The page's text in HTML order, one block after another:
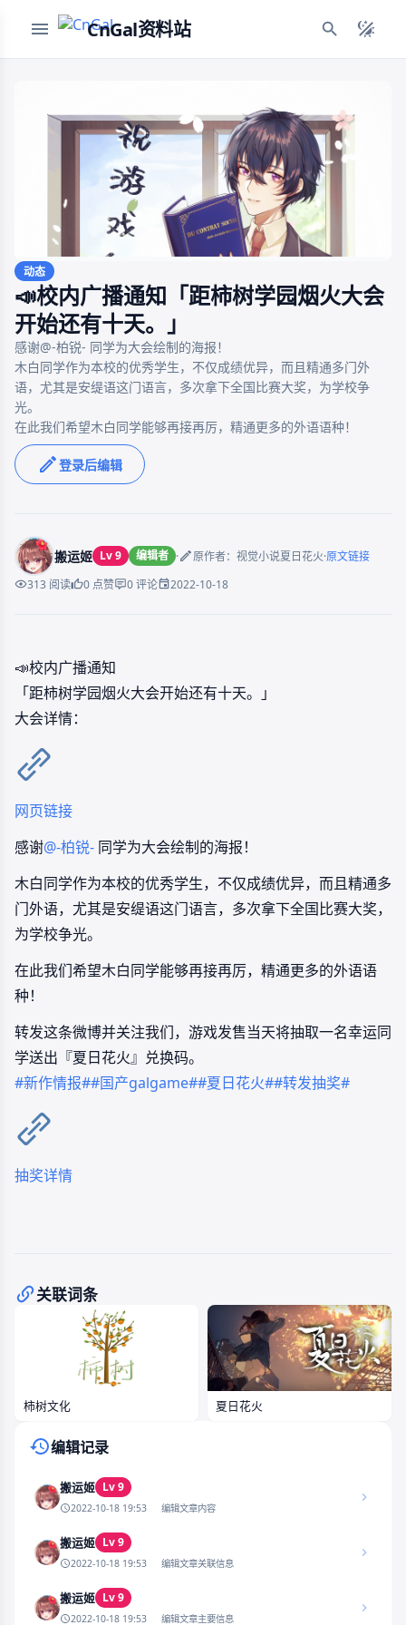
CnGal资料站
动态
📣校内广播通知「距柿树学园烟火大会
开始还有十天。」
感谢@-柏锐- 同学为大会绘制的海报！
木白同学作为本校的优秀学生，不仅成绩优异，而且精通多门外
语，尤其是安缇语这门语言，多次拿下全国比赛大奖，为学校争
光。
在此我们希望木白同学能够再接再厉，精通更多的外语语种！
登录后编辑
搬运姬 Lv 9 编辑者 · 原作者：视觉小说夏日花火·原文链接
313 阅读
0 点赞 0 评论 2022-10-18
📣校内广播通知
「距柿树学园烟火大会开始还有十天。」
大会详情：
网页链接
感谢@-柏锐- 同学为大会绘制的海报！
木白同学作为本校的优秀学生，不仅成绩优异，而且精通多
门外语，尤其是安缇语这门语言，多次拿下全国比赛大奖，
为学校争光。
在此我们希望木白同学能够再接再厉，精通更多的外语语
种！
转发这条微博并关注我们，游戏发售当天将抽取一名幸运同
学送出『夏日花火』兑换码。
#新作情报##国产galgame##夏日花火##转发抽奖#
抽奖详情
关联词条
柿树文化 夏日花火
编辑记录
搬运姬 Lv 9
2022-10-18 19:53 编辑文章内容
搬运姬 Lv 9
2022-10-18 19:53 编辑文章关联信息
搬运姬 Lv 9
2022-10-18 19:53 编辑文章主要信息